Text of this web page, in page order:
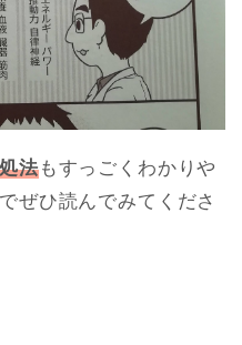
法もすっごくわかりや
ぜひ読んでみてくださ